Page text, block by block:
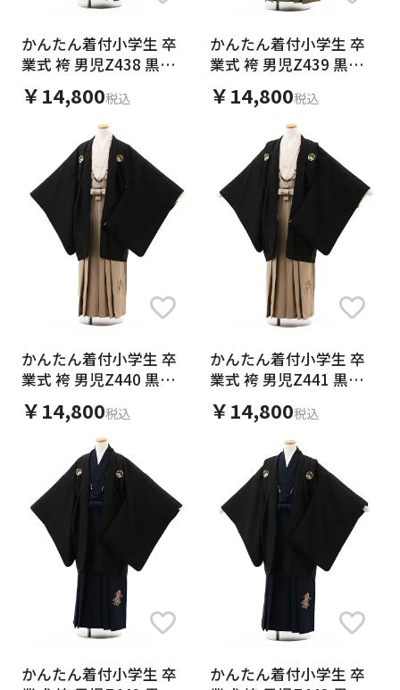
かんたん着付小学生 卒
業式 袴 男児Z438 黒紋
付×モスグリーン
￥14,800税込
かんたん着付小学生 卒
業式 袴 男児Z439 黒紋
付×モスグリーン
￥14,800税込
かんたん着付小学生 卒
業式 袴 男児Z440 黒紋
付×モカベージュ
￥14,800税込
かんたん着付小学生 卒
業式 袴 男児Z441 黒紋
付×モカベージュ
￥14,800税込
かんたん着付小学生 卒
かんたん着付小学生 卒